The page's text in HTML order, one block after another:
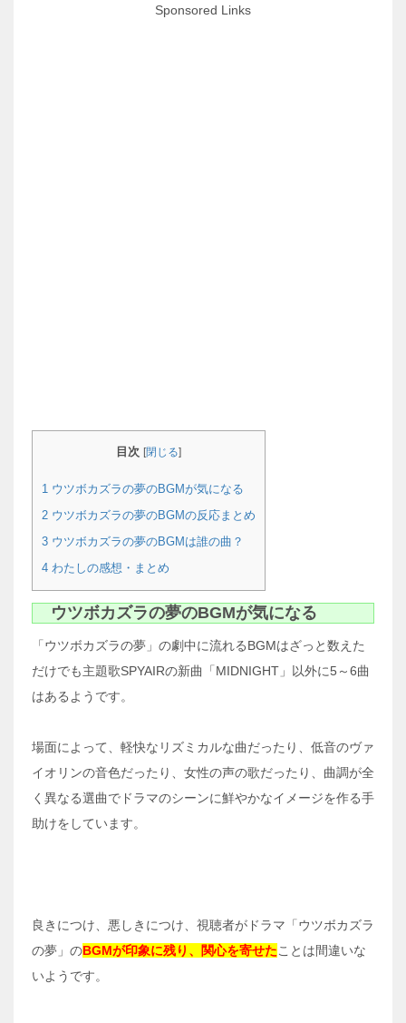
Sponsored Links
目次 [閉じる]
1 ウツボカズラの夢のBGMが気になる
2 ウツボカズラの夢のBGMの反応まとめ
3 ウツボカズラの夢のBGMは誰の曲？
4 わたしの感想・まとめ
ウツボカズラの夢のBGMが気になる
「ウツボカズラの夢」の劇中に流れるBGMはざっと数えた
だけでも主題歌SPYAIRの新曲「MIDNIGHT」以外に5～6曲
はあるようです。
場面によって、軽快なリズミカルな曲だったり、低音のヴァ
イオリンの音色だったり、女性の声の歌だったり、曲調が全
く異なる選曲でドラマのシーンに鮮やかなイメージを作る手
助けをしています。
良きにつけ、悪しきにつけ、視聴者がドラマ「ウツボカズラ
の夢」のBGMが印象に残り、関心を寄せたことは間違いな
いようです。